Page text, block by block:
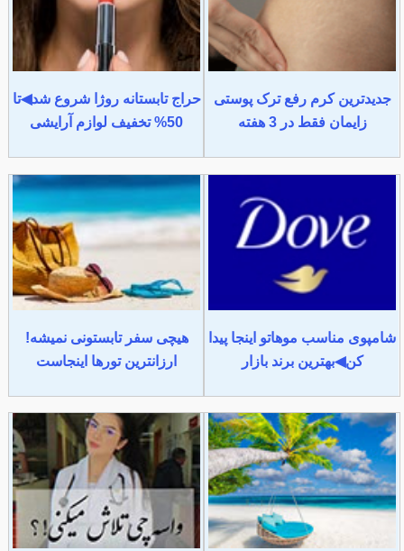
جدیدترین کرم رفع ترک پوستی
زایمان فقط در 3 هفته
حراج تابستانه روژا شروع شد◀تا
50% تخفیف لوازم آرایشی
شامپوی مناسب موهاتو اینجا پیدا
کن◀بهترین برند بازار
هیچی سفر تابستونی نمیشه!
ارزانترین تورها اینجاست